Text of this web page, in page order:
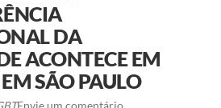
S
M
O
L
G
B
DA
ACONTECE EM
SÃO PAULO
Envie um comentário